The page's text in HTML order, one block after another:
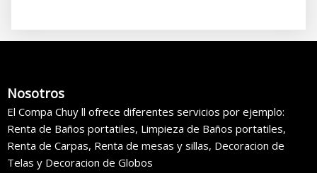
Nosotros
El Compa Chuy ll ofrece diferentes servicios por ejemplo:
Renta de Baños portatiles, Limpieza de Baños portatiles,
Renta de Carpas, Renta de mesas y sillas, Decoracion de
Telas y Decoracion de Globos